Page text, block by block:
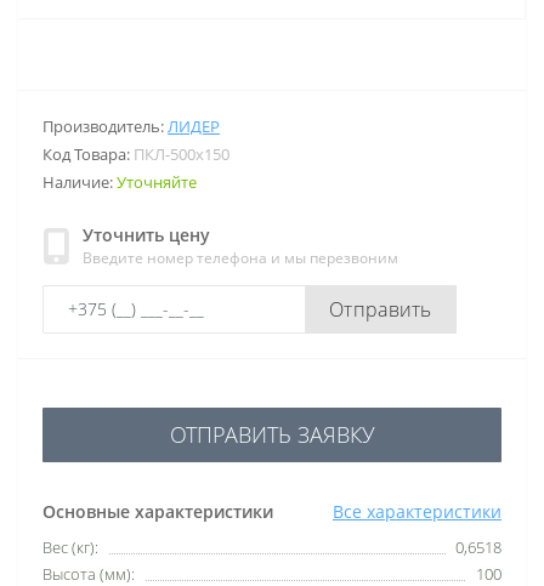
Производитель:ЛИДЕР
Код Товара: ПКЛ-500х150
Наличие:Уточняйте
Уточнить цену
Введите номер телефона и мы перезвоним
Отправить
Основные характеристики Все характеристики
Вес (кг):
0,6518
Высота (мм):
100
ОТПРАВИТЬ ЗАЯВКУ